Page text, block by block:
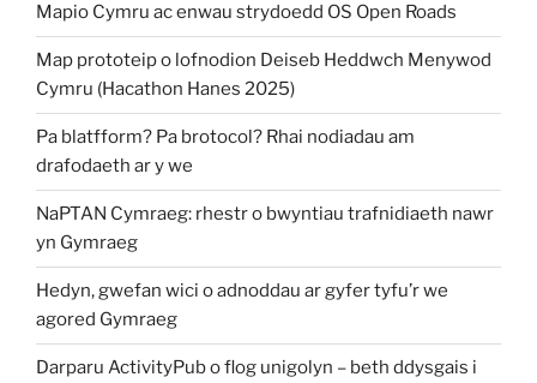
Mapio Cymru ac enwau strydoedd OS Open Roads
Map prototeip o lofnodion Deiseb Heddwch Menywod
Cymru (Hacathon Hanes 2025)
Pa blatfform? Pa brotocol? Rhai nodiadau am
drafodaeth ar y we
NaPTAN Cymraeg: rhestr o bwyntiau trafnidiaeth nawr
yn Gymraeg
Hedyn, gwefan wici o adnoddau ar gyfer tyfu’r we
agored Gymraeg
Darparu ActivityPub o flog unigolyn – beth ddysgais i